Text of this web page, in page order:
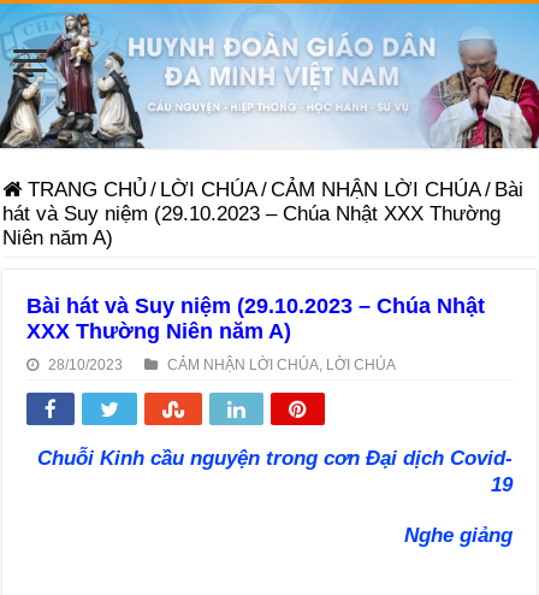
TRANG CHỦ / LỜI CHÚA/CẢM NHẬN LỜI CHÚA/ Bài
hát và Suy niệm (29.10.2023 – Chúa Nhật XXX Thường
Niên năm A)
Bài hát và Suy niệm (29.10.2023 – Chúa Nhật
XXX Thường Niên năm A)
28/10/2023 CẢM NHẬN LỜI CHÚA LỜI CHÚA
Chuỗi Kinh cầu nguyện trong cơn Đại dịch Covid-
19
Nghe giảng